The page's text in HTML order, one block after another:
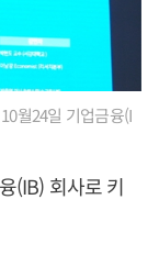
월24일 기업금융(I
(IB) 회사로 키